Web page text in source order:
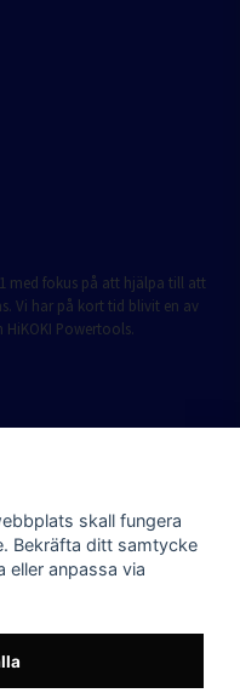
med fokus på att hjälpa till att
Vi har på kort tid blivit en av
Powertools.
skall fungera
Bekräfta ditt samtycke
eller anpassa via